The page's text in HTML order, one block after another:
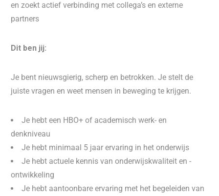
en zoekt actief verbinding met collega’s en externe
partners
Dit ben jij:
Je bent nieuwsgierig, scherp en betrokken. Je stelt de
juiste vragen en weet mensen in beweging te krijgen.
Je hebt een HBO+ of academisch werk- en
denkniveau
Je hebt minimaal 5 jaar ervaring in het onderwijs
Je hebt actuele kennis van onderwijskwaliteit en -
ontwikkeling
Je hebt aantoonbare ervaring met het begeleiden van